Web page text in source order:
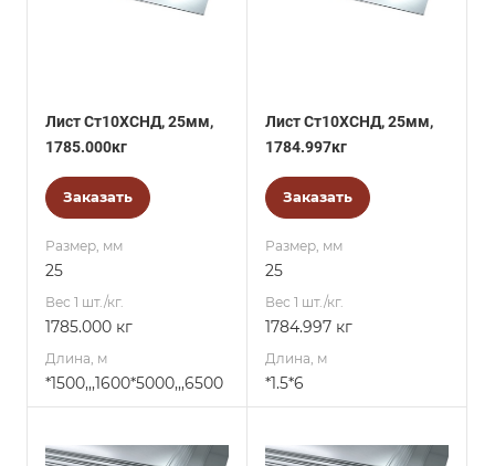
Лист Ст10ХСНД, 25мм,
1785.000кг
Заказать
Размер, мм
25
Вес 1 шт./кг.
1785.000 кг
Длина, м
*1500,,,1600*5000,,,6500
Лист Ст10ХСНД, 25мм,
1784.997кг
Заказать
Размер, мм
25
Вес 1 шт./кг.
1784.997 кг
Длина, м
*1.5*6